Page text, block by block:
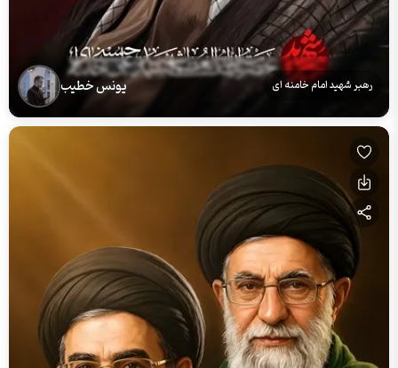
رهبر شهید امام خامنه ای یونس خطیب